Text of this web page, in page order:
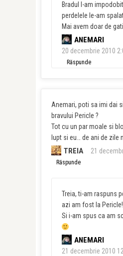
Bradul l-am
perdelele le-am
Mai avem doar de
ANEMARI
20 decembrie 2010
Răspunde
Anemari, poti sa imi dai
bravului Pericle ?
Tot cu un par moale si
lupt si eu… de ani de zile
TREIA 21
Răspunde
Treia, ti-am raspuns
azi am fost la Pericle!
Si i-am spus ca am
ANEMARI
21 decembrie 2010